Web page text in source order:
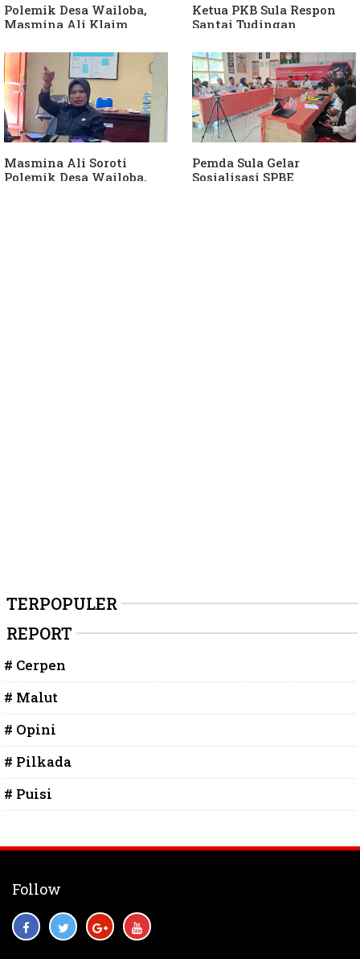
Polemik Desa Wailoba,
Masmina Ali Klaim
Keterlibatan Ketua PKB
Sula
Ketua PKB Sula Respon
Santai Tudingan
Dia Kangen Saya
Masmina Ali Soroti
Polemik Desa Wailoba,
Pemda Sula Gelar
Sosialisasi SPBE
TERPOPULER
REPORT
# Cerpen
# Malut
# Opini
# Pilkada
# Puisi
Follow